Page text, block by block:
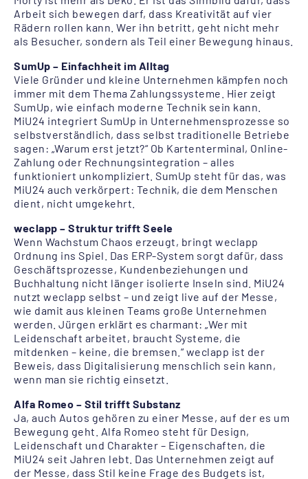
Arbeit sich bewegen darf, dass Kreativität auf vier
Rädern rollen kann. Wer ihn betritt, geht nicht mehr
als Besucher, sondern als Teil einer Bewegung hinaus.
SumUp – Einfachheit im Alltag
Viele Gründer und kleine Unternehmen kämpfen noch
immer mit dem Thema Zahlungssysteme. Hier zeigt
SumUp, wie einfach moderne Technik sein kann.
MiU24 integriert SumUp in Unternehmensprozesse so
selbstverständlich, dass selbst traditionelle Betriebe
sagen: „Warum erst jetzt?“ Ob Kartenterminal, Online-
Zahlung oder Rechnungsintegration – alles
funktioniert unkompliziert. SumUp steht für das, was
MiU24 auch verkörpert: Technik, die dem Menschen
dient, nicht umgekehrt.
weclapp – Struktur trifft Seele
Wenn Wachstum Chaos erzeugt, bringt weclapp
Ordnung ins Spiel. Das ERP-System sorgt dafür, dass
Geschäftsprozesse, Kundenbeziehungen und
Buchhaltung nicht länger isolierte Inseln sind. MiU24
nutzt weclapp selbst – und zeigt live auf der Messe,
wie damit aus kleinen Teams große Unternehmen
werden. Jürgen erklärt es charmant: „Wer mit
Leidenschaft arbeitet, braucht Systeme, die
mitdenken – keine, die bremsen.“ weclapp ist der
Beweis, dass Digitalisierung menschlich sein kann,
wenn man sie richtig einsetzt.
Alfa Romeo – Stil trifft Substanz
Ja, auch Autos gehören zu einer Messe, auf der es um
Bewegung geht. Alfa Romeo steht für Design,
Leidenschaft und Charakter – Eigenschaften, die
MiU24 seit Jahren lebt. Das Unternehmen zeigt auf
der Messe, dass Stil keine Frage des Budgets ist,